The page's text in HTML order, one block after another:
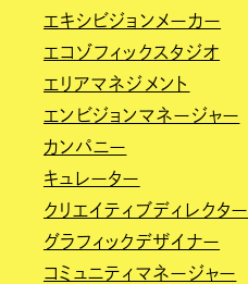
エキシビジョンメーカー
エコゾフィックスタジオ
エリアマネジメント
エンビジョンマネージャー
カンパニー
キュレーター
クリエイティブディレクター
グラフィックデザイナー
コミュニティマネージャー